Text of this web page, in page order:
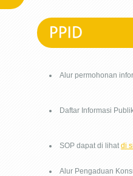
Alur permohonan
Daftar Informasi
SOP dapat di lihatdi
Alur Pengaduan